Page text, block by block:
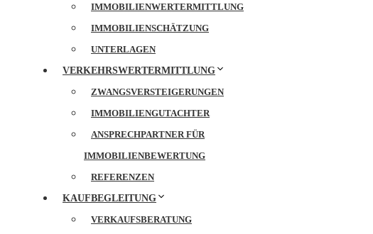
IMMOBILIENWERTERMITTLUNG
IMMOBILIENSCHÄTZUNG
UNTERLAGEN
VERKEHRSWERTERMITTLUNG
ZWANGSVERSTEIGERUNGEN
IMMOBILIENGUTACHTER
ANSPRECHPARTNER FÜR
IMMOBILIENBEWERTUNG
REFERENZEN
KAUFBEGLEITUNG
VERKAUFSBERATUNG